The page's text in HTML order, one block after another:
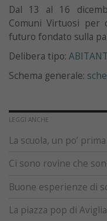
Dal 13 al 16
Comuni Virtuosi per
futuro fondato sulla
Delibera tipo:
Schema generale:
LEGGI ANCHE
La scuola, un po’ prima
Ci sono rovine che
Buone esperienze di
La piazza pop di